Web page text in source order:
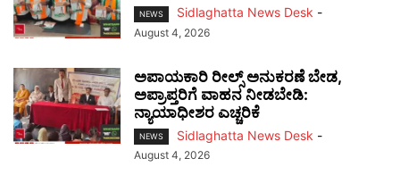
NEWS Sidlaghatta News Desk -
August 4, 2026
ಅಪಾಯಕಾರಿ ರೀಲ್ಸ್ ಅನುಕರಣೆ ಬೇಡ,
ಅಪ್ರಾಪ್ತರಿಗೆ ವಾಹನ ನೀಡಬೇಡಿ:
ನ್ಯಾಯಾಧೀಶರ ಎಚ್ಚರಿಕೆ
NEWS Sidlaghatta News Desk -
August 4, 2026